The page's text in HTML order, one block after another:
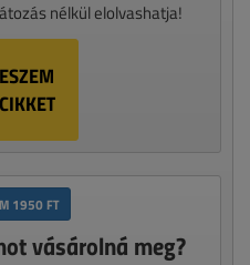
nélkül elolvashatja!
1950 FT
vásárolná meg?